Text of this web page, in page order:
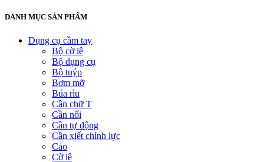
DANH MỤC SẢN PHẨM
Dụng cụ cầm tay
Bộ cờ lê
Bộ dụng cụ
Bộ tuýp
Bơm mỡ
Búa rìu
Cần chữ T
Cần nối
Cần tự động
Cần xiết chỉnh lực
Cảo
Cờ lê